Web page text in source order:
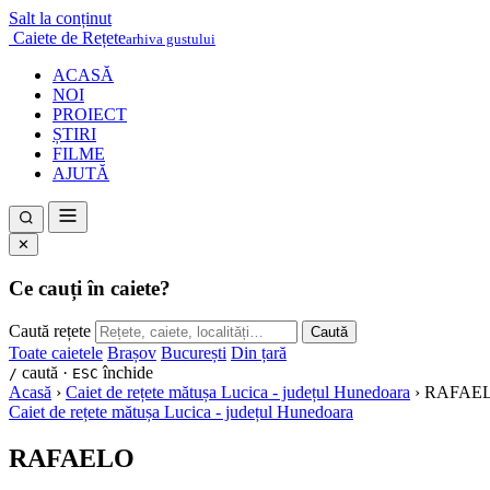
Salt la conținut
Caiete de Rețetearhiva gustului
ACASĂ
NOI
PROIECT
ȘTIRI
FILME
AJUTĂ
✕
Ce cauți în caiete?
Caută rețete Caută
Toate caietele Brașov București Din țară
/ caută · ESC închide
Acasă › Caiet de rețete mătușa Lucica - județul Hunedoara ›
Caiet de rețete mătușa Lucica - județul Hunedoara
RAFAELO